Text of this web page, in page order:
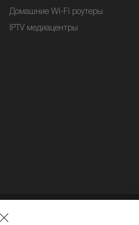
Домашние Wi-Fi роутеры
IPTV медиацентры